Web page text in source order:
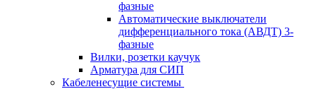
фазные
Автоматические выключатели
дифференциального тока (АВДТ) 3-
фазные
Вилки, розетки каучук
Арматура для СИП
Кабеленесущие системы